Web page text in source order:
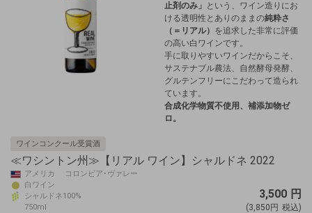
止剤のみ」 という、ワイン造りにお
ける透明性とありのままの純粋さ
（＝リアル） を追求した非常に評価
の高い白ワインです。
手に取りやすいワインだからこそ、
サステナブル農法、自然酵母発酵、
グルテンフリーにこだわって造られ
ています。
合成化学物質不使用、補添加物ゼ
ロ。
ワインコンクール受賞酒
≪ワシントン州≫【リアル ワイン】シャルドネ 2022
アメリカ コロンビア･ヴァレー
白ワイン
シャルドネ100%
750ml
3,500 円
(3,850円 税込)